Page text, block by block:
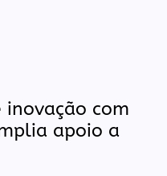
inovação com
apoio a